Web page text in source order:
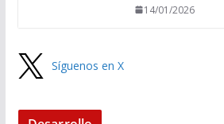
14/01/2026
Síguenos en X